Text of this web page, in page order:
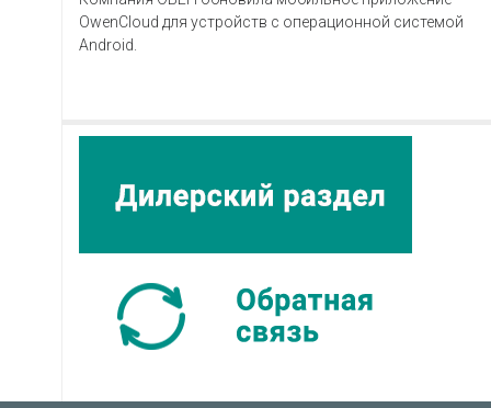
OwenCloud для устройств с операционной системой
Android.